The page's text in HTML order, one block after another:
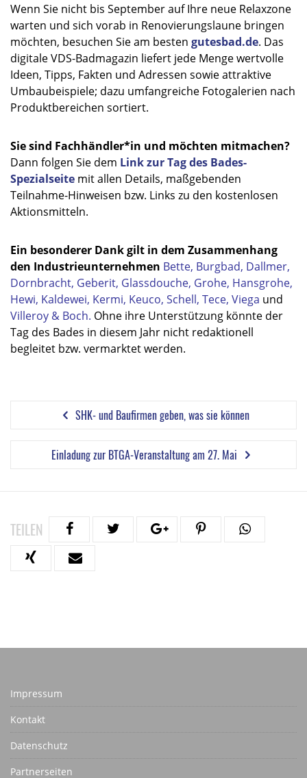
Wenn Sie nicht bis September auf Ihre neue Relaxzone
warten und sich vorab in Renovierungslaune bringen
möchten, besuchen Sie am besten gutesbad.de. Das
digitale VDS-Badmagazin liefert jede Menge wertvolle
Ideen, Tipps, Fakten und Adressen sowie attraktive
Umbaubeispiele; dazu umfangreiche Fotogalerien nach
Produktbereichen sortiert.
Sie sind Fachhändler*in und möchten mitmachen?
Dann folgen Sie dem Link zur Tag des Bades-
Spezialseite mitallen Details, maßgebenden
Teilnahme-Hinweisen bzw. Links zu den kostenlosen
Aktionsmitteln.
Ein besonderer Dank gilt in dem Zusammenhang
den Industrieunternehmen Bette, Burgbad, Dallmer,
Dornbracht, Geberit, Glassdouche, Grohe, Hansgrohe,
Hewi, Kaldewei, Kermi, Keuco, Schell, Tece, Viega und
Villeroy & Boch. Ohne ihre Unterstützung könnte der
Tag des Bades in diesem Jahr nicht redaktionell
begleitet bzw. vermarktet werden.
SHK- und Baufirmen geben, was sie können
Einladung zur BTGA-Veranstaltung am 27. Mai
TEILEN
Impressum
Kontakt
Datenschutz
Partnerseiten